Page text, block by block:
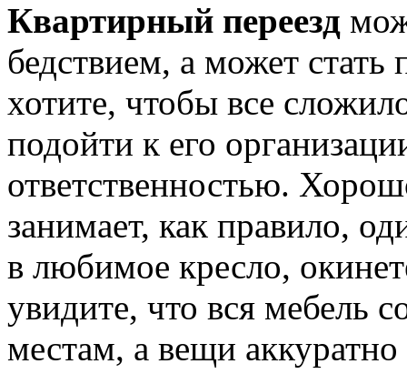
Квартирный переезд
бедствием, а может
хотите, чтобы все
подойти к его
ответственностью.
занимает, как правило,
в любимое кресло,
увидите, что вся мебель
местам, а вещи